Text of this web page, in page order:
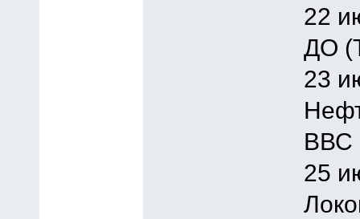
22
ДО
23
ВВС
25